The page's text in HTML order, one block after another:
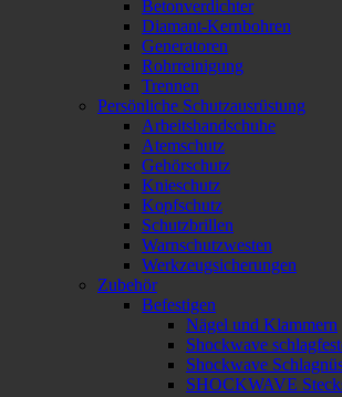
Betonverdichter
Diamant-Kernbohren
Generatoren
Rohrreinigung
Trennen
Persönliche Schutzausrüstung
Arbeitshandschuhe
Atemschutz
Gehörschutz
Knieschutz
Kopfschutz
Schutzbrillen
Warnschutzwesten
Werkzeugsicherungen
Zubehör
Befestigen
Nägel und Klammern
Shockwave
Shockwave
SHOCKWAVE